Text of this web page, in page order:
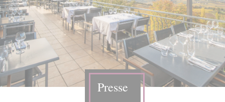
Presse